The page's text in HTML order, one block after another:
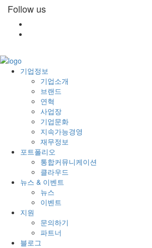
Follow us
기업정보
기업소개
브랜드
연혁
사업장
기업문화
지속가능경영
재무정보
포트폴리오
통합커뮤니케이션
클라우드
뉴스 & 이벤트
뉴스
이벤트
지원
문의하기
파트너
블로그